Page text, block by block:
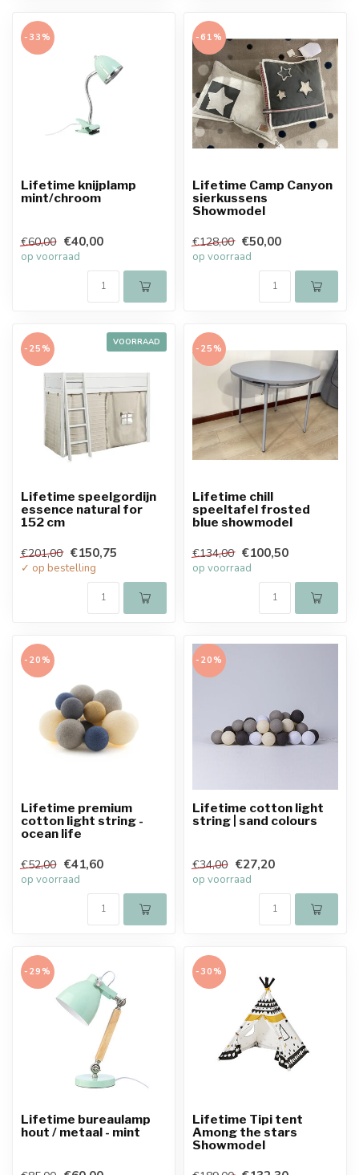
-33%
Lifetime knijplamp
mint/chroom
€60,00 €40,00
op voorraad
-61%
Lifetime Camp Canyon
sierkussens
Showmodel
€128,00 €50,00
op voorraad
VOORRAAD
-25%
Lifetime speelgordijn
essence natural for
152 cm
€201,00 €150,75
✓ op bestelling
-25%
Lifetime chill
speeltafel frosted
blue showmodel
€134,00 €100,50
op voorraad
-20%
Lifetime premium
cotton light string -
ocean life
€52,00 €41,60
op voorraad
-20%
Lifetime cotton light
string | sand colours
€34,00 €27,20
op voorraad
-29%
Lifetime bureaulamp
hout / metaal - mint
-30%
Lifetime Tipi tent
Among the stars
Showmodel